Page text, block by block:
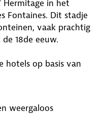
Hermitage in het
Fontaines. Dit stadje
vaak prachtig
18de eeuw.
hotels op basis van
weergaloos